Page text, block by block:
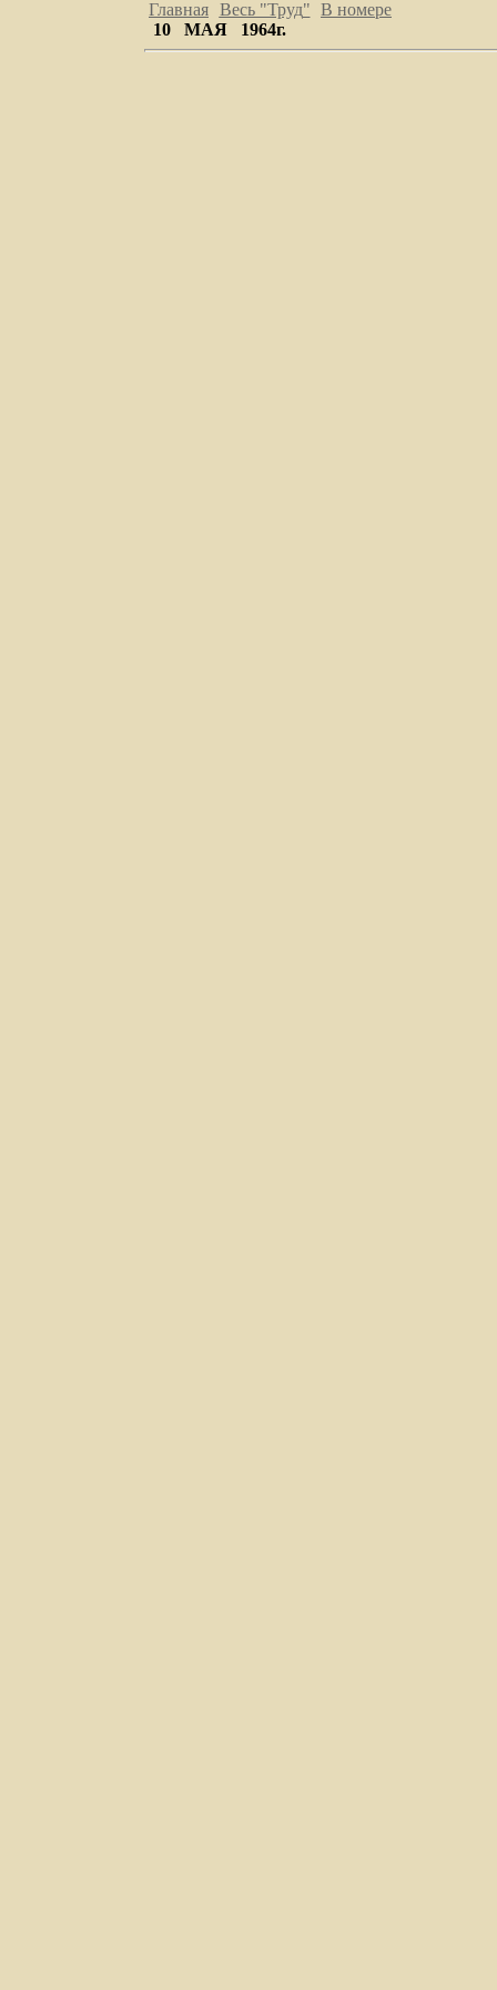
Главная Весь "Труд" В номере
10 МАЯ 1964г.